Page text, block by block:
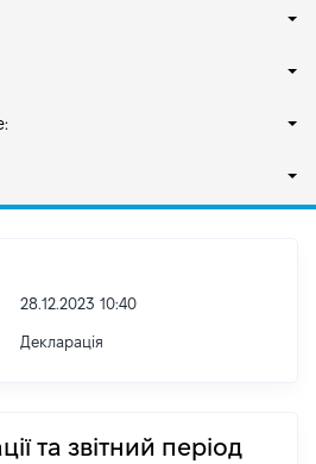
28.12.2023 10:40
Декларація
та звітний період